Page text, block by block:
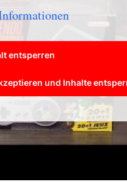
entsperren
und Inhalte